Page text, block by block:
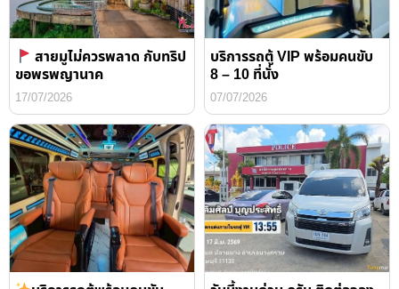
สายมูไม่ควรพลาด กับทริป
ขอพรพญานาค
17/07/2026
บริการรถตู้ VIP พร้อมคนขับ
8 – 10 ที่นั่ง
07/07/2026